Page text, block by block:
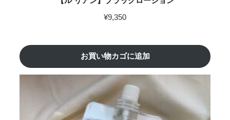
¥9,350
お買い物カゴに追加